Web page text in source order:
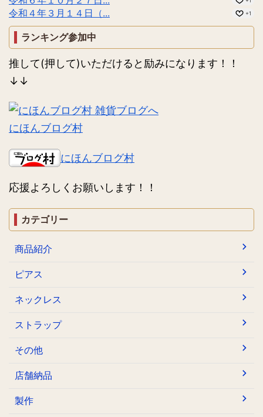
令和４年３月１４日（... +1
ランキング参加中
推して(押して)いただけると励みになります！！
↓↓
にほんブログ村
にほんブログ村
応援よろしくお願いします！！
カテゴリー
商品紹介
ピアス
ネックレス
ストラップ
その他
店舗納品
製作